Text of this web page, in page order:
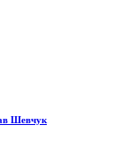
Шевчук